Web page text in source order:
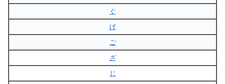
ぐ
げ
ご
ざ
じ